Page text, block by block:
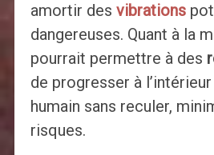
amortir des vibrations
dangereuses. Quant à la
pourrait permettre à des
de progresser à
humain sans reculer,
risques.